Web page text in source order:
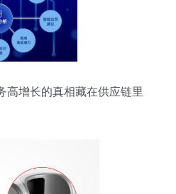
高增长的真相藏在供应链里